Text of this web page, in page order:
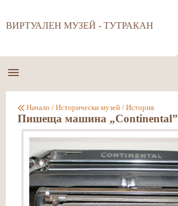
ВИРТУАЛЕН МУЗЕЙ - ТУТРАКАН
Начало / Исторически музей / История
Пишеща машина „Continental”